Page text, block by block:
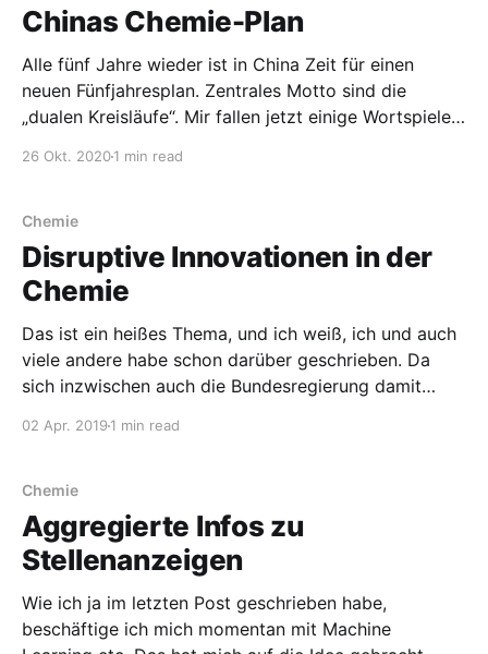
Chinas Chemie-Plan
Alle fünf Jahre wieder ist in China Zeit für einen
neuen Fünfjahresplan. Zentrales Motto sind die
„dualen Kreisläufe“. Mir fallen jetzt einige Wortspiele
26 Okt. 20201 min read
Chemie
Disruptive Innovationen in der
Chemie
Das ist ein heißes Thema, und ich weiß, ich und auch
viele andere habe schon darüber geschrieben. Da
sich inzwischen auch die Bundesregierung damit
Anlass? Die Bundesregierung möchte eine Agentur für
dass Sprunginnovationen sogenannte
02 Apr. 2019 1 min read
Chemie
Aggregierte Infos zu
Stellenanzeigen
Wie ich ja im letzten Post geschrieben habe,
beschäftige ich mich momentan mit Machine